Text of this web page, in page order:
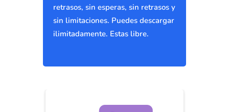
retrasos, sin esperas, sin retrasos y
sin limitaciones. Puedes descargar
ilimitadamente. Estas libre.